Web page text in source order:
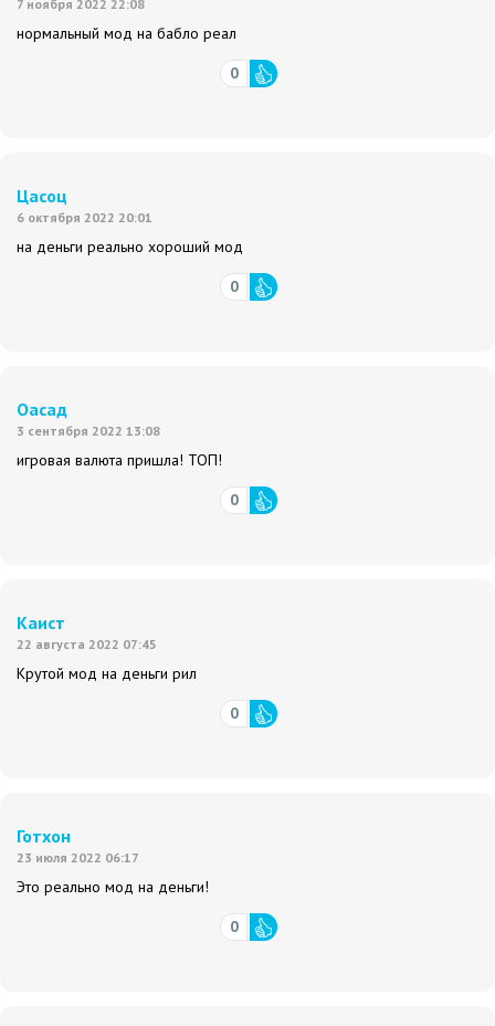
7 ноября 2022 22:08
нормальный мод на бабло реал
0
Цасоц
6 октября 2022 20:01
на деньги реально хороший мод
0
Оасад
3 сентября 2022 13:08
игровая валюта пришла! ТОП!
0
Каист
22 августа 2022 07:45
Крутой мод на деньги рил
0
Готхон
23 июля 2022 06:17
Это реально мод на деньги!
0